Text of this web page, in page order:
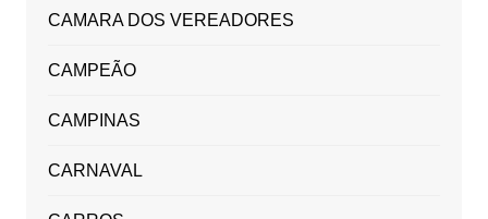
CAMARA DOS VEREADORES
CAMPEÃO
CAMPINAS
CARNAVAL